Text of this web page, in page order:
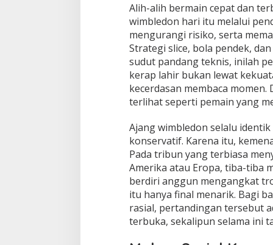
Alih-alih bermain cepat dan
wimbledon hari itu melalui
mengurangi risiko, serta
Strategi slice, bola pendek,
sudut pandang teknis, inilah
kerap lahir bukan lewat
kecerdasan membaca
terlihat seperti pemain yang
Ajang wimbledon selalu
konservatif. Karena itu,
Pada tribun yang terbiasa
Amerika atau Eropa, tiba-tiba
berdiri anggun mengangkat
itu hanya final menarik. Bagi
rasial, pertandingan tersebut
terbuka, sekalipun selama ini